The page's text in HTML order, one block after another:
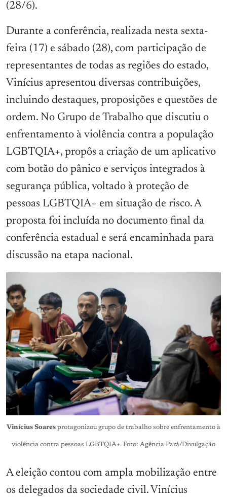
(28/6).
Durante a conferência, realizada nesta sexta-
feira (17) e sábado (28), com participação de
representantes de todas as regiões do estado,
Vinícius apresentou diversas contribuições,
incluindo destaques, proposições e questões de
ordem. No Grupo de Trabalho que discutiu o
enfrentamento à violência contra a população
LGBTQIA+, propôs a criação de um aplicativo
com botão do pânico e serviços integrados à
segurança pública, voltado à proteção de
pessoas LGBTQIA+ em situação de risco. A
proposta foi incluída no documento final da
conferência estadual e será encaminhada para
discussão na etapa nacional.
Vinícius Soares protagonizou grupo de trabalho sobre enfrentamento à
violência contra pessoas LGBTQIA+. Foto: Agência Pará/Divulgação
A eleição contou com ampla mobilização entre
os delegados da sociedade civil. Vinícius